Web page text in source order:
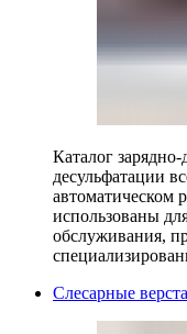
Каталог
десульфатации
автоматическом
использованы
обслуживания,
Слесарные